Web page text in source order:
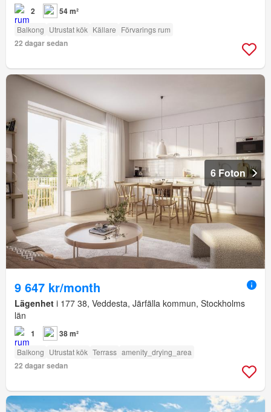
2 54 m²
Balkong Utrustat kök Källare Förvarings rum
22 dagar sedan
6 Foton
9 647 kr/month
Lägenhet i 177 38, Veddesta, Järfälla kommun, Stockholms
län
1 38 m²
Balkong Utrustat kök Terrass amenity_drying_area
22 dagar sedan